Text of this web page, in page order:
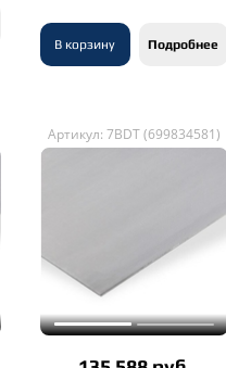
В корзину Подробнее
Артикул: 7BDT (699834581)